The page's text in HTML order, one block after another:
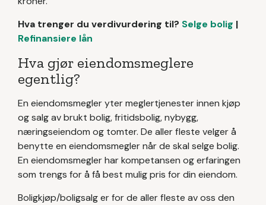
Hva trenger du verdivurdering til? Selge bolig |
Refinansiere lån
Hva gjør eiendomsmeglere
egentlig?
En eiendomsmegler yter meglertjenester innen kjøp
og salg av brukt bolig, fritidsbolig, nybygg,
næringseiendom og tomter. De aller fleste velger å
benytte en eiendomsmegler når de skal selge bolig.
En eiendomsmegler har kompetansen og erfaringen
som trengs for å få best mulig pris for din eiendom.
Boligkjøp/boligsalg er for de aller fleste av oss den